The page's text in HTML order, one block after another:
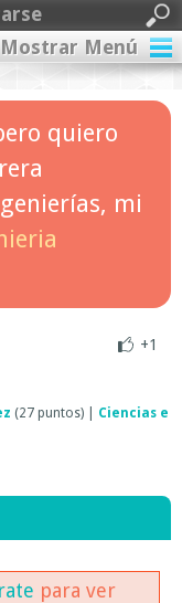
Mostrar Menú
quiero
mi
+1
(27 puntos)
Ciencias e
para ver